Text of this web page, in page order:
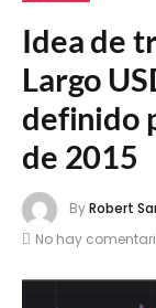
Idea de
Largo
definido
de 2015
ByRobert
No hay